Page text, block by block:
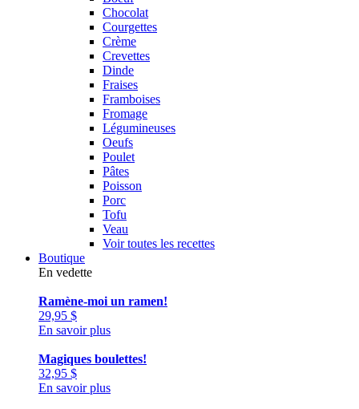
Chocolat
Courgettes
Crème
Crevettes
Dinde
Fraises
Framboises
Fromage
Légumineuses
Oeufs
Poulet
Pâtes
Poisson
Porc
Tofu
Veau
Voir toutes les recettes
Boutique
En vedette
Ramène-moi un ramen!
29,95 $
En savoir plus
Magiques boulettes!
32,95 $
En savoir plus